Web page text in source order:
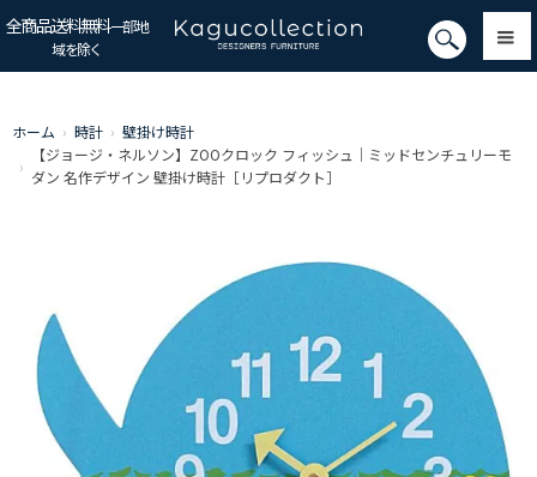
全商品送料無料一部地
域を除く
ホーム › 時計 › 壁掛け時計
›
【ジョージ・ネルソン】ZOOクロック フィッシュ｜ミッドセンチュリーモ
ダン 名作デザイン 壁掛け時計［リプロダクト］